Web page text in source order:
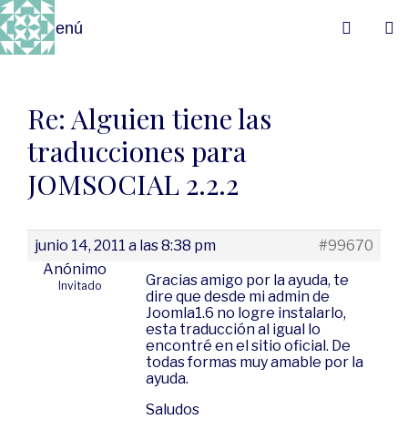
Menú
Re: Alguien tiene las
traducciones para
JOMSOCIAL 2.2.2
junio 14, 2011 a las 8:38 pm
#99670
Anónimo
Invitado
Gracias amigo por la ayuda, te
dire que desde mi admin de
Joomla1.6 no logre instalarlo,
esta traducción al igual lo
encontré en el sitio oficial. De
todas formas muy amable por la
ayuda.
Saludos